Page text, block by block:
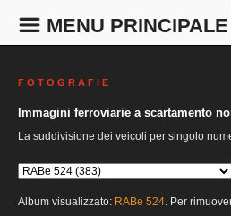
MENU PRINCIPALE
F O T O G R A F I E
Immagini ferroviarie a scartamento
La suddivisione dei veicoli per singolo
Album visualizzato: RABe 524. Per